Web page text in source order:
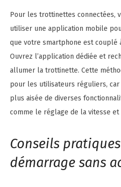
Pour les trottinettes connectées,
utiliser une application mobile
que votre smartphone est couplé
Ouvrez l’application dédiée et
allumer la trottinette. Cette
pour les utilisateurs réguliers,
plus aisée de diverses
comme le réglage de la vitesse et
Conseils
démarrage sans